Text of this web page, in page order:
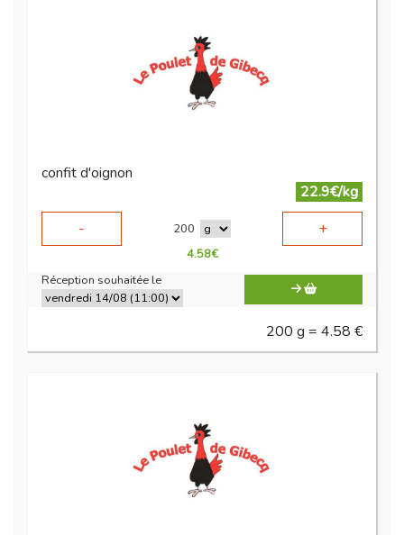
confit d'oignon
22.9€/kg
-
200 +
4.58€
Réception souhaitée le
200 g = 4.58 €